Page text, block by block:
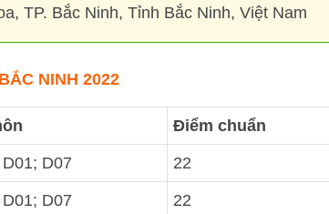
TP. Bắc Ninh, Tỉnh Bắc Ninh, Việt Nam
NINH 2022
Điểm chuẩn
D07 22
D07 22